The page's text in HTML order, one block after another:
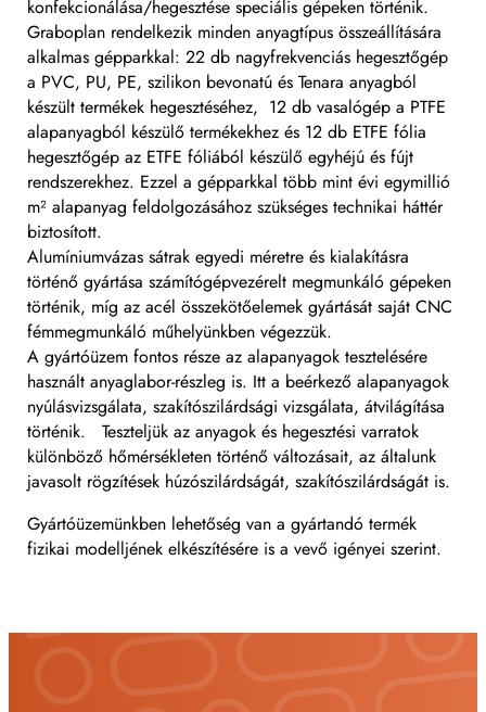
konfekcionálása/hegesztése speciális gépeken történik.
Graboplan rendelkezik minden anyagtípus összeállítására
alkalmas gépparkkal: 22 db nagyfrekvenciás hegesztőgép
a PVC, PU, PE, szilikon bevonatú és Tenara anyagból
készült termékek hegesztéséhez, 12 db vasalógép a PTFE
alapanyagból készülő termékekhez és 12 db ETFE fólia
hegesztőgép az ETFE fóliából készülő egyhéjú és fújt
rendszerekhez. Ezzel a gépparkkal több mint évi egymillió
m² alapanyag feldolgozásához szükséges technikai háttér
biztosított.
Alumíniumvázas sátrak egyedi méretre és kialakításra
történő gyártása számítógépvezérelt megmunkáló gépeken
történik, míg az acél összekötőelemek gyártását saját CNC
fémmegmunkáló műhelyünkben végezzük.
A gyártóüzem fontos része az alapanyagok tesztelésére
használt anyaglabor-részleg is. Itt a beérkező alapanyagok
nyúlásvizsgálata, szakítószilárdsági vizsgálata, átvilágítása
történik. Teszteljük az anyagok és hegesztési varratok
különböző hőmérsékleten történő változásait, az általunk
javasolt rögzítések húzószilárdságát, szakítószilárdságát is.
Gyártóüzemünkben lehetőség van a gyártandó termék
fizikai modelljének elkészítésére is a vevő igényei szerint.